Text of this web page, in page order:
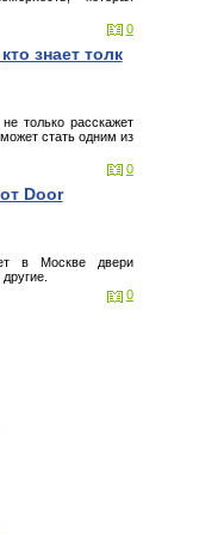
0
знает толк
только расскажет
стать одним из
0
Door
в Москве двери
0